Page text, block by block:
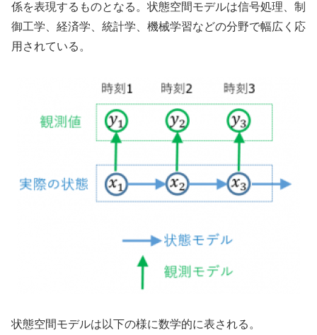
係を表現するものとなる。状態空間モデルは信号処理、制
御工学、経済学、統計学、機械学習などの分野で幅広く応
用されている。
状態空間モデルは以下の様に数学的に表される。